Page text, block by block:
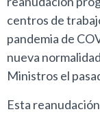
centros de
pandemia de
nueva
Ministros el
Esta